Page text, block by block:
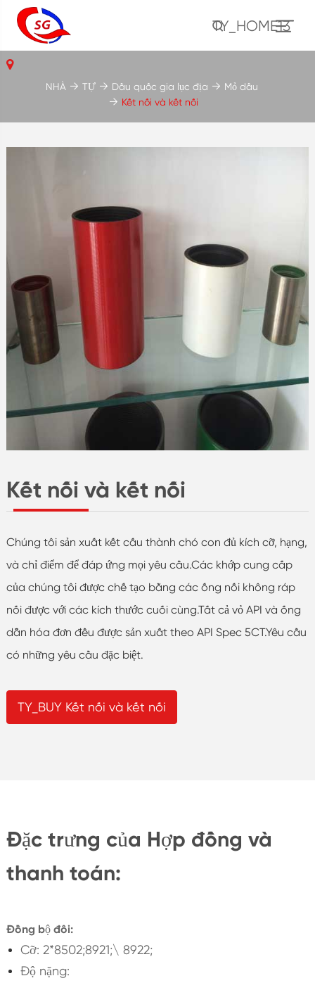
TY_HOME13
Kết nối và kết nối
Chúng tôi sản xuất kết cấu thành chó con đủ kích cỡ, hạng,
và chỉ điểm để đáp ứng mọi yêu cầu.Các khớp cung cấp
của chúng tôi được chế tạo bằng các ống nối không ráp
nối được với các kích thước cuối cùng.Tất cả vỏ API và ống
dẫn hóa đơn đều được sản xuất theo API Spec 5CT.Yêu cầu
có những yêu cầu đặc biệt.
TY_BUY Kết nối và kết nối
NHÀ TỰ Dầu quốc gia lục địa
Mỏ dầu
Kết nối và kết nối
Đặc trưng của Hợp đồng và
thanh toán:
Đồng bộ đôi:
Cỡ: 2*8502;8921;\ 8922;
Độ nặng: